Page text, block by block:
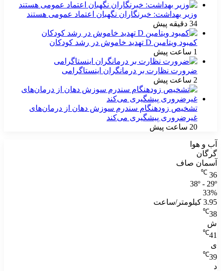
وزیر بهداشت: خبرنگاران نگهبان اعتماد عمومی هستند
34 دقیقه پیش
کمبود ویتامین D تهدید خاموش در رشد کودکان
1 ساعت پیش
ضرورت نظارت بر درمانگران اینستاگرامی
2 ساعت پیش
تشخیص زودهنگام سندرم سوزش دهان از درمان‌های
غیرضروری پیشگیری می‌کند
20 ساعت پیش
آب و هوا
گرگان
آسمان صاف
36
℃
38º - 29º
33%
3.95 کیلومتر/ساعت
38
℃
ش
41
℃
ی
39
℃
د